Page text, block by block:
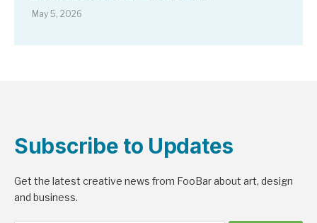
Understanding
May 5, 2026
Subscribe to Updates
Get the latest creative news from FooBar about art, design
and business.